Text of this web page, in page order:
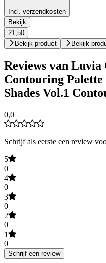
Incl. verzendkosten
Bekijk
21,50
Bekijk product
Bekijk
Reviews van Luvia
Contouring
Shades Vol.1
0,0
Schrijf als eerste een review
5
0
4
0
3
0
2
0
1
0
Schrijf een review